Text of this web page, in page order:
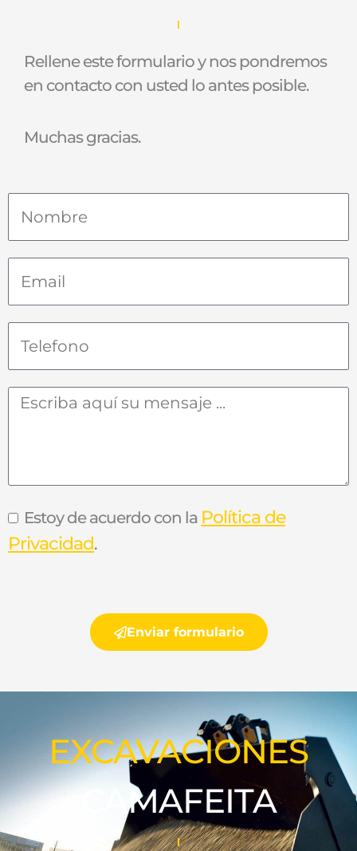
EXCAVACIONES
CAMAFEITA
Rellene este formulario y nos pondremos
en contacto con usted lo antes posible.
Muchas gracias.
Estoy de acuerdo con la Política de
Privacidad.
Enviar formulario